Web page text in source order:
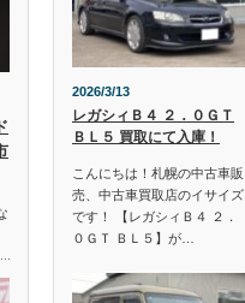
2026/3/13
レガシィＢ４ ２．０ＧＴ
ＢＬ５ 買取にて入庫！
こんにちは！札幌の中古車販
売、中古車買取店のイサイズ
です！ 【レガシィＢ４ ２．
０ＧＴ ＢＬ５】が…